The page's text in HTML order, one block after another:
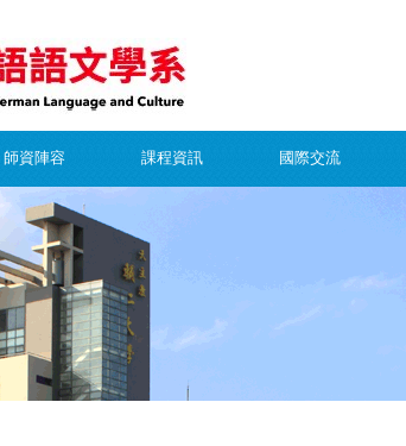
師資陣容 課程資訊 國際交流